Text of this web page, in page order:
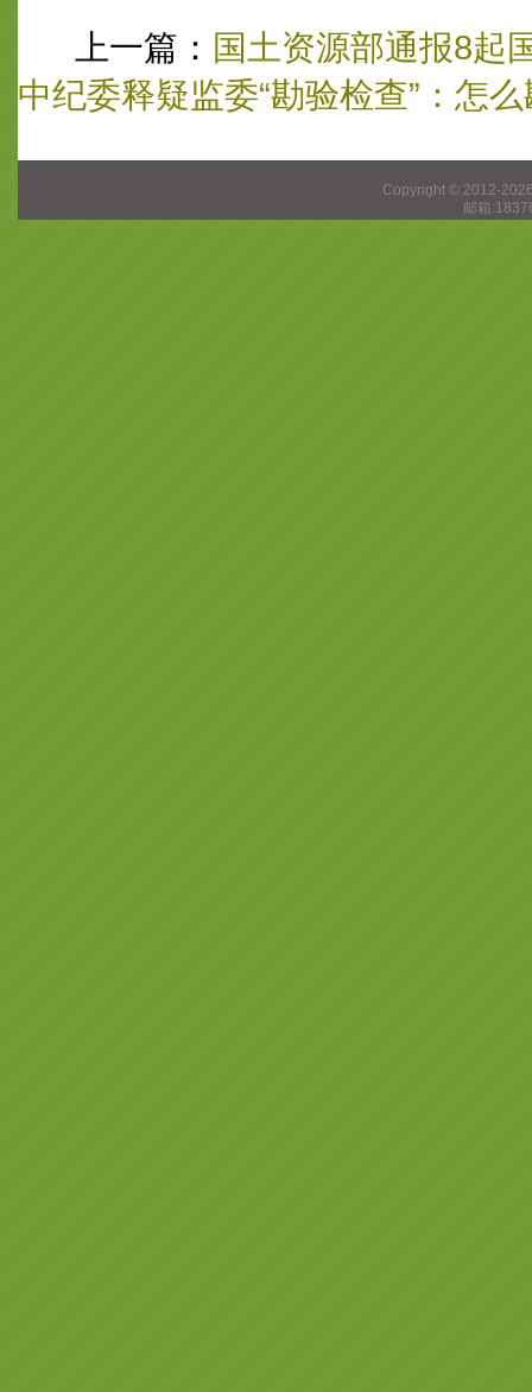
上一篇： 国土资源部通报8起
中纪委释疑监委“勘验检查”：怎
Copyright © 2012-
邮箱